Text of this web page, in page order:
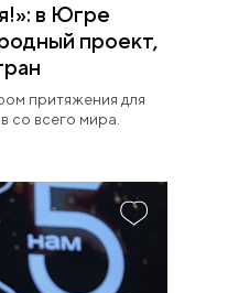
в Югре
проект,
притяжения для
со всего мира.